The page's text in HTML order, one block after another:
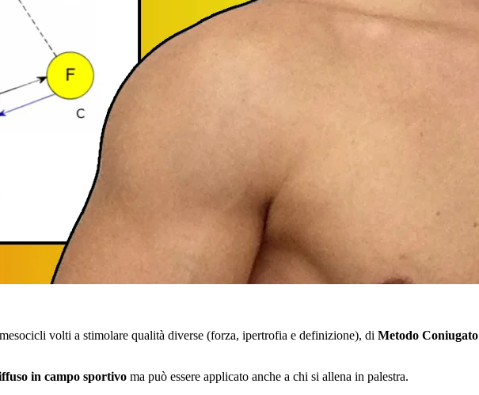
volti a stimolare qualità diverse (forza, ipertrofia e definizione), di Metodo Coniugato
in campo sportivo ma può essere applicato anche a chi si allena in palestra.